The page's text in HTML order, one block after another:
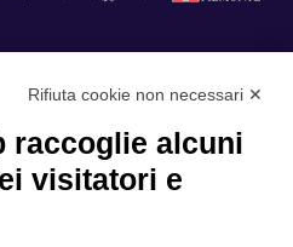
Rifiuta cookie non necessari ✕
raccoglie alcuni
visitatori e